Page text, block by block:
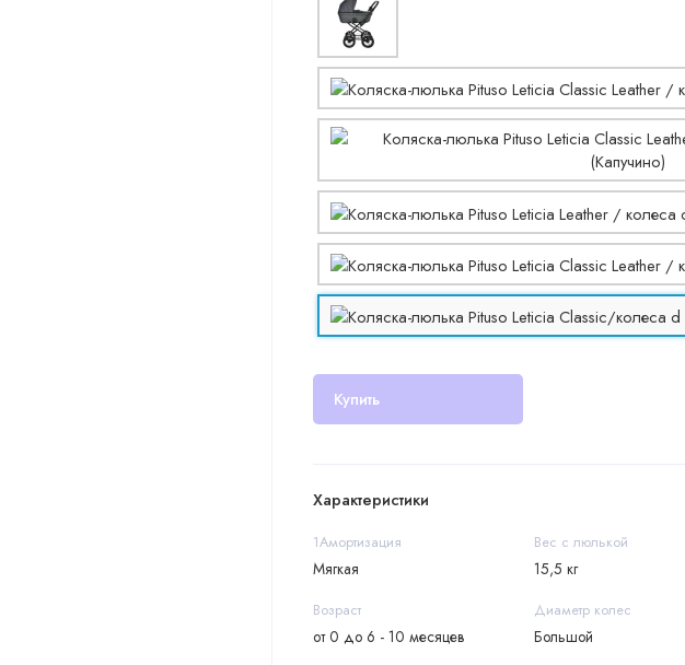
Купить
Характеристики
1Амортизация
Мягкая
Вес с люлькой
15,5 кг
Возраст
от 0 до 6 - 10 месяцев
Диаметр колес
Большой